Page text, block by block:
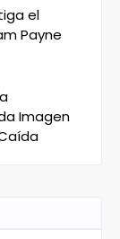
el
Payne
Imagen